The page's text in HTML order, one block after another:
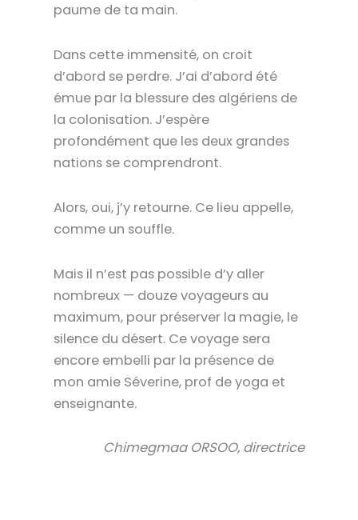
paume de ta main.
Dans cette immensité, on croit
d’abord se perdre. J’ai d’abord été
émue par la blessure des algériens de
la colonisation. J’espère
profondément que les deux grandes
nations se comprendront.
Alors, oui, j’y retourne. Ce lieu appelle,
comme un souffle.
Mais il n’est pas possible d’y aller
nombreux — douze voyageurs au
maximum, pour préserver la magie, le
silence du désert. Ce voyage sera
encore embelli par la présence de
mon amie Séverine, prof de yoga et
enseignante.
Chimegmaa ORSOO, directrice